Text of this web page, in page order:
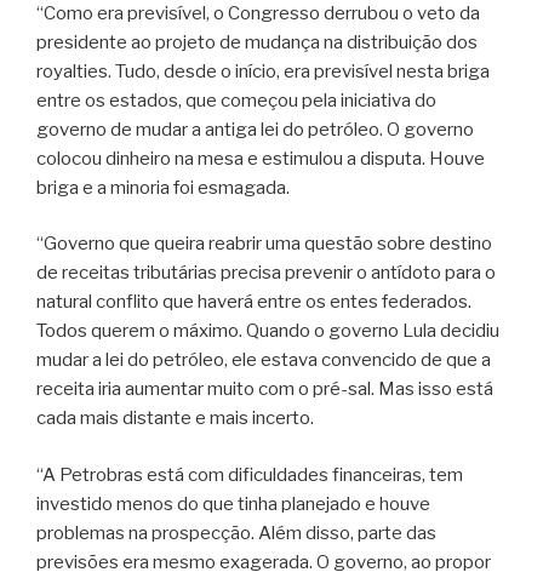
“Como era previsível, o Congresso derrubou o veto da
presidente ao projeto de mudança na distribuição dos
royalties. Tudo, desde o início, era previsível nesta briga
entre os estados, que começou pela iniciativa do
governo de mudar a antiga lei do petróleo. O governo
colocou dinheiro na mesa e estimulou a disputa. Houve
briga e a minoria foi esmagada.
“Governo que queira reabrir uma questão sobre destino
de receitas tributárias precisa prevenir o antídoto para o
natural conflito que haverá entre os entes federados.
Todos querem o máximo. Quando o governo Lula decidiu
mudar a lei do petróleo, ele estava convencido de que a
receita iria aumentar muito com o pré-sal. Mas isso está
cada mais distante e mais incerto.
“A Petrobras está com dificuldades financeiras, tem
investido menos do que tinha planejado e houve
problemas na prospecção. Além disso, parte das
previsões era mesmo exagerada. O governo, ao propor